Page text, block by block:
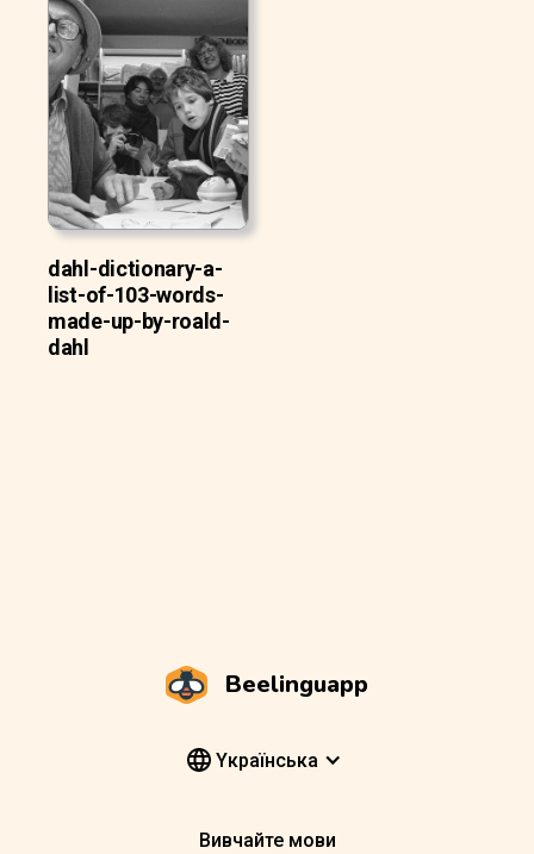
dahl-dictionary-a-
list-of-103-words-
made-up-by-roald-
dahl
Beelinguapp
Yкраїнська
Вивчайте мови